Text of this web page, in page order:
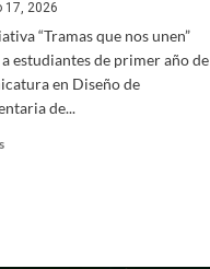
17, 2026
“Tramas que nos unen”
estudiantes de primer año de
en Diseño de
de...